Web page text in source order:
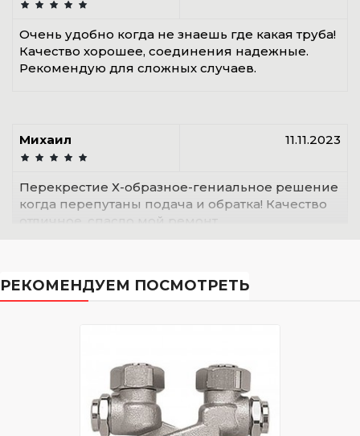
Очень удобно когда не знаешь где какая труба!
Качество хорошее, соединения надежные.
Рекомендую для сложных случаев.
Михаил 11.11.2023
Перекрестие Х-образное-гениальное решение
когда перепутаны подача и обратка! Качество
отличное, спасло мой ремонт.
Искандер
нормально. В работе показало себя отлично.
РЕКОМЕНДУЕМ ПОСМОТРЕТЬ